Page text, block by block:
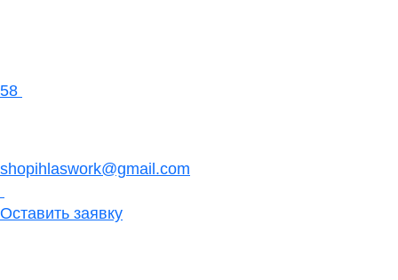
58
shopihlaswork@gmail.com
Оставить заявку